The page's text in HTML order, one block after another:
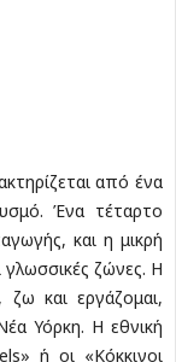
από ένα
Ένα τέταρτο
και η μικρή
γλωσσικές ζώνες. Η
και εργάζομαι,
Υόρκη. Η εθνική
ή οι «Κόκκινοι